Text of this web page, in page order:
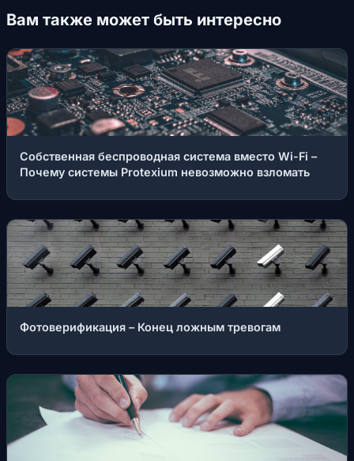
Вам также может быть интересно
Собственная беспроводная система вместо Wi-Fi –
Почему системы Protexium невозможно взломать
Фотоверификация – Конец ложным тревогам